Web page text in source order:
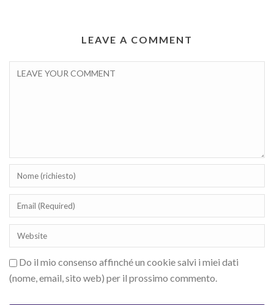
LEAVE A COMMENT
Do il mio consenso affinché un cookie salvi i miei dati
(nome, email, sito web) per il prossimo commento.